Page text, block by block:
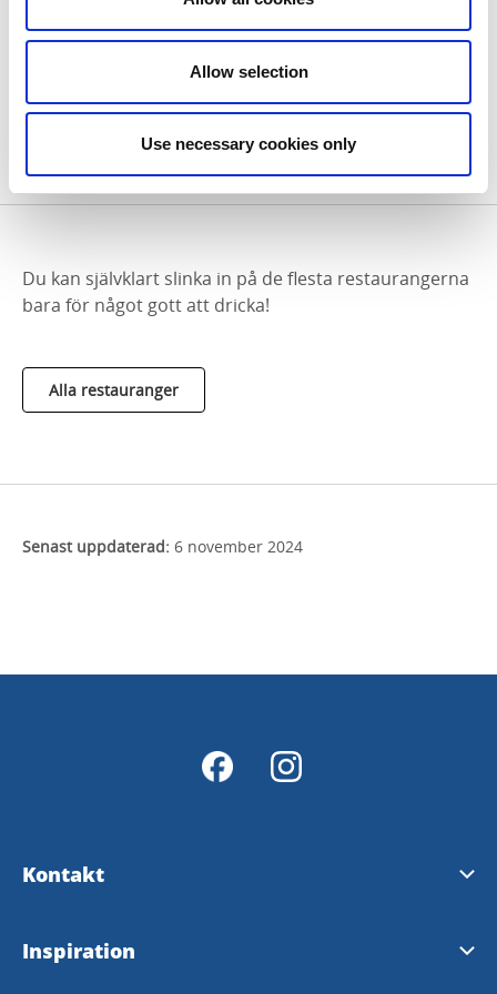
Allow selection
Use necessary cookies only
markistak med utsikt över Vänern och Gamla Stan. Ta
ett svalkande glas och något gott från bistromenyn.
bortamatcher och en massa annan sport.
Du kan självklart slinka in på de flesta restaurangerna
bara för något gott att dricka!
Alla restauranger
Senast uppdaterad: 6 november 2024
Kontakt
Kontakt
Inspiration